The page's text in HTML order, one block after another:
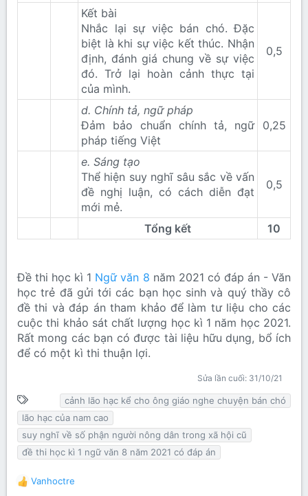
Kết bài
Nhắc lại sự việc bán chó. Đặc
biệt là khi sự việc kết thúc. Nhận
định, đánh giá chung về sự việc
đó. Trở lại hoàn cảnh thực tại
của mình.
0,5​
d. Chính tả, ngữ pháp
Đảm bảo chuẩn chính tả, ngữ
pháp tiếng Việt
0,25​
e. Sáng tạo
Thể hiện suy nghĩ sâu sắc về vấn
đề nghị luận, có cách diễn đạt
mới mẻ.
0,5​
Tổng kết 10
Đề thi học kì 1 Ngữ văn 8 năm 2021 có đáp án - Văn
học trẻ đã gửi tới các bạn học sinh và quý thầy cô
đề thi và đáp án tham khảo để làm tư liệu cho các
cuộc thi khảo sát chất lượng học kì 1 năm học 2021.
Rất mong các bạn có được tài liệu hữu dụng, bổ ích
để có một kì thi thuận lợi.
Sửa lần cuối: 31/10/21
T
ừ
k
h
ó
a
cảnh lão hạc kể cho ông giáo nghe chuyện bán chó
lão hạc của nam cao
suy nghĩ về số phận người nông dân trong xã hội cũ
đề thi học kì 1 ngữ văn 8 năm 2021 có đáp án
R
Vanhoctre